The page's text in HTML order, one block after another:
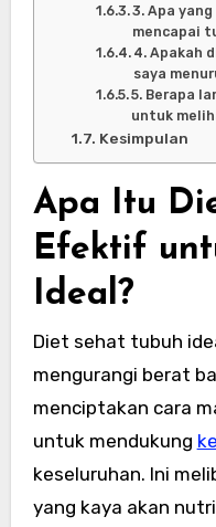
3. Apa
mencapai
4. Apakah
saya
5. Berapa
untuk
Kesimpulan
Apa Itu
Efektif
Ideal?
Diet sehat tubuh
mengurangi berat
menciptakan cara
untuk mendukung
keseluruhan. Ini
yang kaya akan